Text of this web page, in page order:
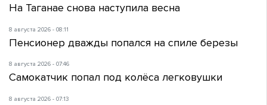
На Таганае снова наступила весна
8 августа 2026 - 08:11
Пенсионер дважды попался на спиле березы
8 августа 2026 - 07:46
Самокатчик попал под колёса легковушки
8 августа 2026 - 07:13